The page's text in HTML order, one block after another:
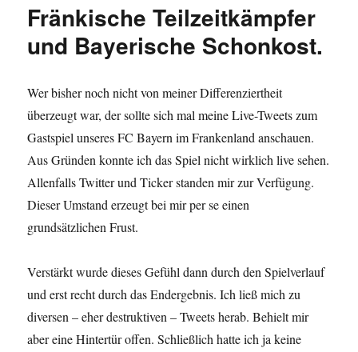
Fränkische Teilzeitkämpfer
und Bayerische Schonkost.
Wer bisher noch nicht von meiner Differenziertheit
überzeugt war, der sollte sich mal meine Live-Tweets zum
Gastspiel unseres FC Bayern im Frankenland anschauen.
Aus Gründen konnte ich das Spiel nicht wirklich live sehen.
Allenfalls Twitter und Ticker standen mir zur Verfügung.
Dieser Umstand erzeugt bei mir per se einen
grundsätzlichen Frust.
Verstärkt wurde dieses Gefühl dann durch den Spielverlauf
und erst recht durch das Endergebnis. Ich ließ mich zu
diversen – eher destruktiven – Tweets herab. Behielt mir
aber eine Hintertür offen. Schließlich hatte ich ja keine